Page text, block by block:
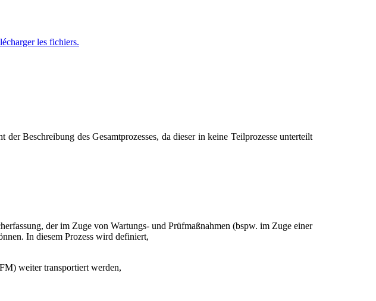
les fichiers.
Beschreibung des Gesamtprozesses, da dieser in keine Teilprozesse unterteilt
der im Zuge von Wartungs- und Prüfmaßnahmen (bspw. im Zuge einer
In diesem Prozess wird definiert,
weiter transportiert werden,